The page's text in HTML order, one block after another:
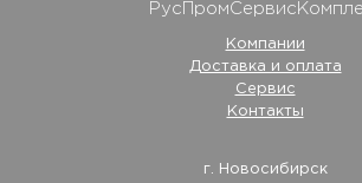
Компании
Доставка и оплата
Сервис
Контакты
г. Новосибирск